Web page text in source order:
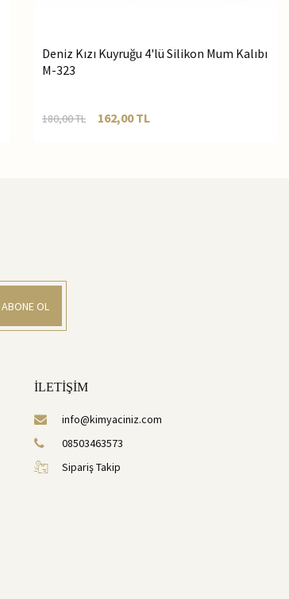
Deniz Kızı Kuyruğu 4'lü Silikon Mum Kalıbı
M-323
180,00TL 162,00TL
ABONE OL
İLETİŞİM
info@kimyaciniz.com
08503463573
Sipariş Takip